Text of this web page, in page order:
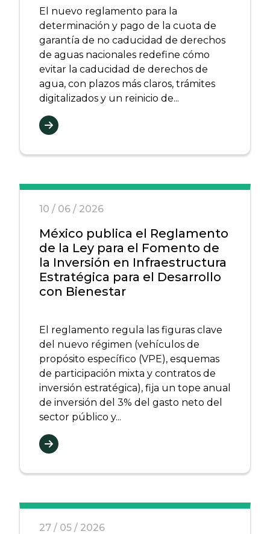
El nuevo reglamento para la
determinación y pago de la cuota de
garantía de no caducidad de derechos
de aguas nacionales redefine cómo
evitar la caducidad de derechos de
agua, con plazos más claros, trámites
digitalizados y un reinicio de...
10 / 06 / 2026
México publica el Reglamento
de la Ley para el Fomento de
la Inversión en Infraestructura
Estratégica para el Desarrollo
con Bienestar
El reglamento regula las figuras clave
del nuevo régimen (vehículos de
propósito específico (VPE), esquemas
de participación mixta y contratos de
inversión estratégica), fija un tope anual
de inversión del 3% del gasto neto del
sector público y...
27 / 05 / 2026